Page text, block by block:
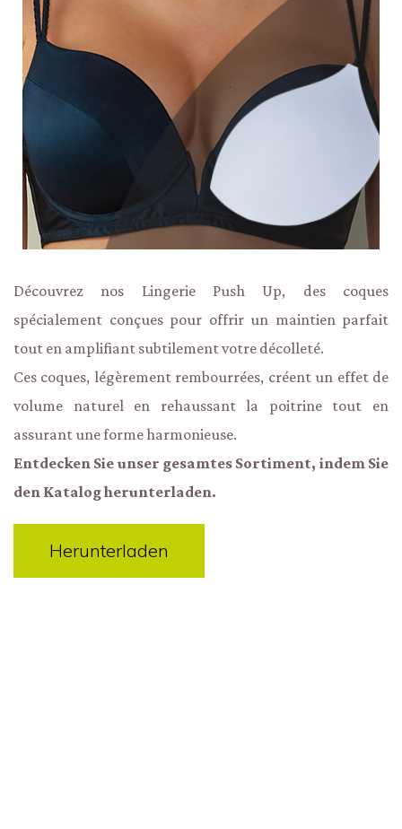
Découvrez nos Lingerie Push Up, des coques
spécialement conçues pour offrir un maintien parfait
tout en amplifiant subtilement votre décolleté.
Ces coques, légèrement rembourrées, créent un effet de
volume naturel en rehaussant la poitrine tout en
assurant une forme harmonieuse.
Entdecken Sie unser gesamtes Sortiment, indem Sie
den Katalog herunterladen.
Herunterladen